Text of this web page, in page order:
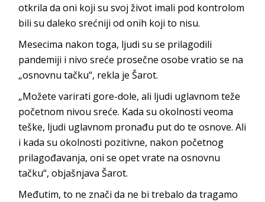
otkrila da oni koji su svoj život imali pod kontrolom
bili su daleko srećniji od onih koji to nisu.
Mesecima nakon toga, ljudi su se prilagodili
pandemiji i nivo sreće prosečne osobe vratio se na
„osnovnu tačku“, rekla je Šarot.
„Možete varirati gore-dole, ali ljudi uglavnom teže
početnom nivou sreće. Kada su okolnosti veoma
teške, ljudi uglavnom pronađu put do te osnove. Ali
i kada su okolnosti pozitivne, nakon početnog
prilagođavanja, oni se opet vrate na osnovnu
tačku“, objašnjava Šarot.
Međutim, to ne znači da ne bi trebalo da tragamo